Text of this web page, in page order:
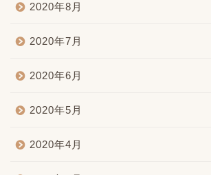
2020年8月
2020年7月
2020年6月
2020年5月
2020年4月